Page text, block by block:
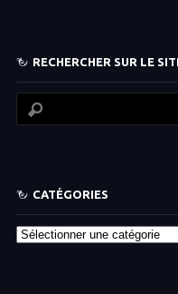
RECHERCHER SUR LE
CATÉGORIES
Catégories